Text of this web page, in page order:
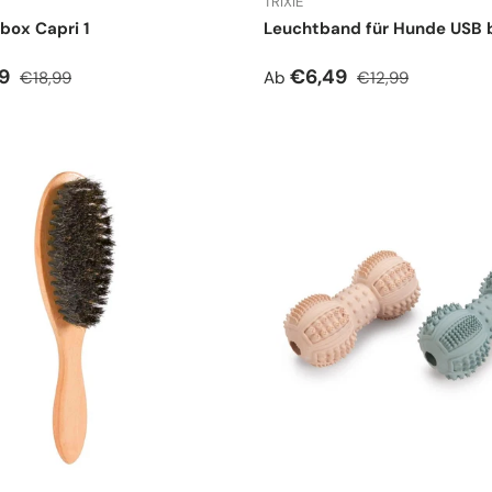
Capri 1
Normaler Preis
€18,99
Leuchtband für Hunde USB
Verkaufspreis
Ab €6,49 Normaler Preis
€12,99